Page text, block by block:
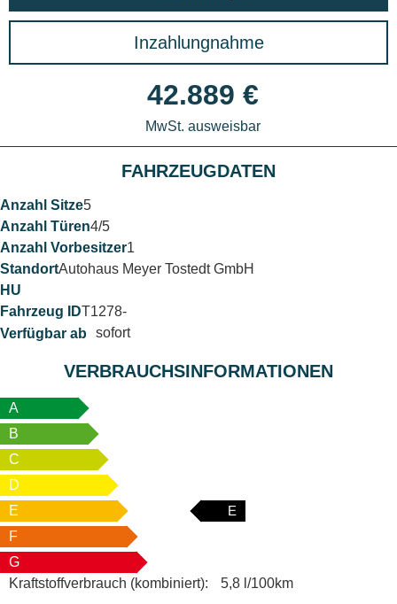
42.889 €
MwSt. ausweisbar
Inzahlungnahme
FAHRZEUGDATEN
5
4/5
1
Autohaus Meyer Tostedt GmbH
T1278-
sofort
VERBRAUCHSINFORMATIONEN
A
B
C
D
E
E
F
G
Kraftstoffverbrauch (kombiniert):
5,8 l/100km